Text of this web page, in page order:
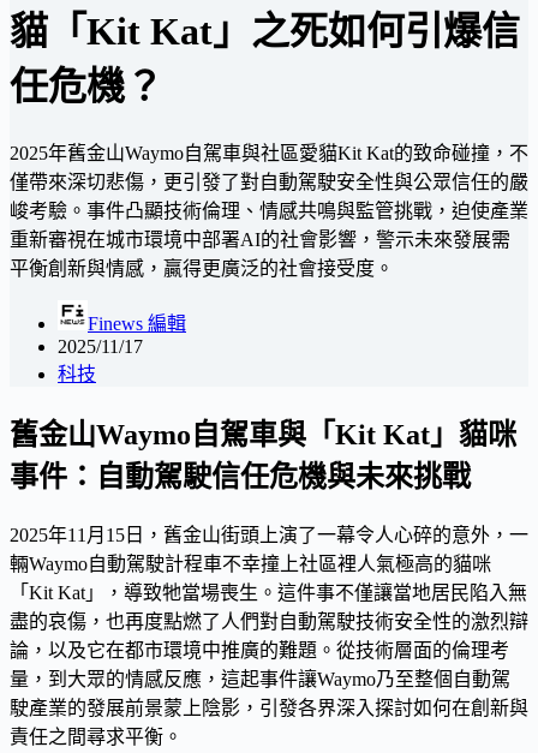
貓「Kit Kat」之死如何引爆信
任危機？
2025年舊金山Waymo自駕車與社區愛貓Kit Kat的致命碰撞，不
僅帶來深切悲傷，更引發了對自動駕駛安全性與公眾信任的嚴
峻考驗。事件凸顯技術倫理、情感共鳴與監管挑戰，迫使產業
重新審視在城市環境中部署AI的社會影響，警示未來發展需
平衡創新與情感，贏得更廣泛的社會接受度。
Finews 編輯
2025/11/17
科技
舊金山Waymo自駕車與「Kit Kat」貓咪
事件：自動駕駛信任危機與未來挑戰
2025年11月15日，舊金山街頭上演了一幕令人心碎的意外，一
輛Waymo自動駕駛計程車不幸撞上社區裡人氣極高的貓咪
「Kit Kat」，導致牠當場喪生。這件事不僅讓當地居民陷入無
盡的哀傷，也再度點燃了人們對自動駕駛技術安全性的激烈辯
論，以及它在都市環境中推廣的難題。從技術層面的倫理考
量，到大眾的情感反應，這起事件讓Waymo乃至整個自動駕
駛產業的發展前景蒙上陰影，引發各界深入探討如何在創新與
責任之間尋求平衡。